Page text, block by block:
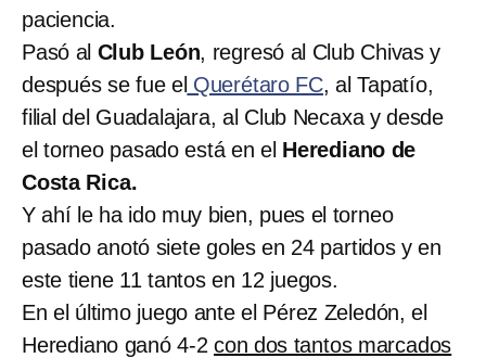
paciencia.
Pasó al Club León, regresó al Club Chivas y
después se fue el Querétaro FC, al Tapatío,
filial del Guadalajara, al Club Necaxa y desde
el torneo pasado está en el Herediano de
Costa Rica.
Y ahí le ha ido muy bien, pues el torneo
pasado anotó siete goles en 24 partidos y en
este tiene 11 tantos en 12 juegos.
En el último juego ante el Pérez Zeledón, el
Herediano ganó 4-2con dos tantos marcados